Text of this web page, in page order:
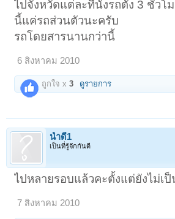
ไปจังหวัดแต่ละทีนั่งรถตั้ง 3 ชั่วโม
นี้แค่รถส่วนตัวนะครับ
รถโดยสารนานกว่านี้
6 สิงหาคม 2010
ถูกใจ x3 ดูรายการ
น้ำดี1
เป็นที่รู้จักกันดี
ไปหลายรอบแล้วคะตั้งแต่ยังไม่เ
7 สิงหาคม 2010